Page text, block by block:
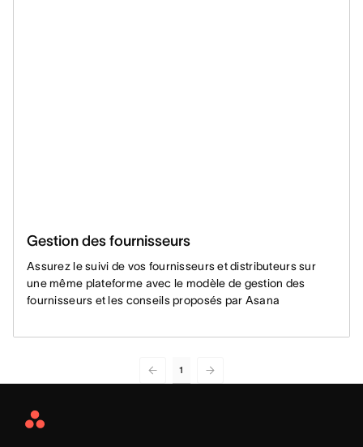
Gestion des fournisseurs
Assurez le suivi de vos fournisseurs et distributeurs sur
une même plateforme avec le modèle de gestion des
fournisseurs et les conseils proposés par Asana
1
Asana